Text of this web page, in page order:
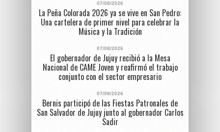
07/08/2026
La Peña Colorada 2026 ya se vive en San Pedro:
Una cartelera de primer nivel para celebrar la
Música y la Tradición
07/08/2026
El gobernador de Jujuy recibió a la Mesa
Nacional de CAME Joven y reafirmó el trabajo
conjunto con el sector empresario
07/08/2026
Bernis participó de las Fiestas Patronales de
San Salvador de Jujuy junto al gobernador Carlos
Sadir